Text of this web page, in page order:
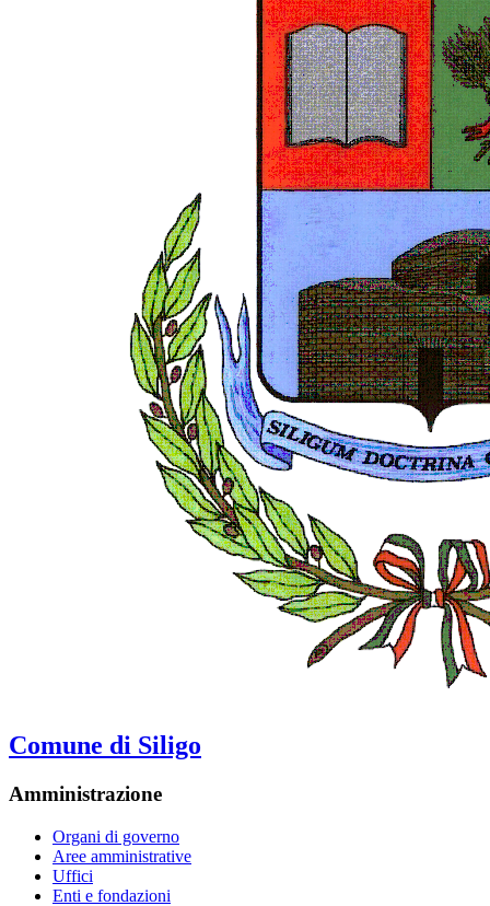
Comune di Siligo
Amministrazione
Organi di governo
Aree amministrative
Uffici
Enti e fondazioni